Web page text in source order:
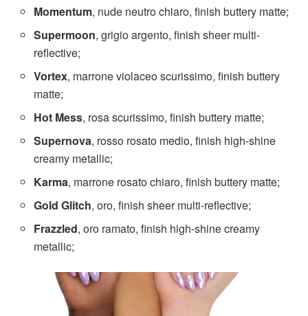
Momentum, nude neutro chiaro, finish buttery matte;
Supermoon, grigio argento, finish sheer multi-
reflective;
Vortex, marrone violaceo scurissimo, finish buttery
matte;
Hot Mess, rosa scurissimo, finish buttery matte;
Supernova, rosso rosato medio, finish high-shine
creamy metallic;
Karma, marrone rosato chiaro, finish buttery matte;
Gold Glitch, oro, finish sheer multi-reflective;
Frazzled, oro ramato, finish high-shine creamy
metallic;